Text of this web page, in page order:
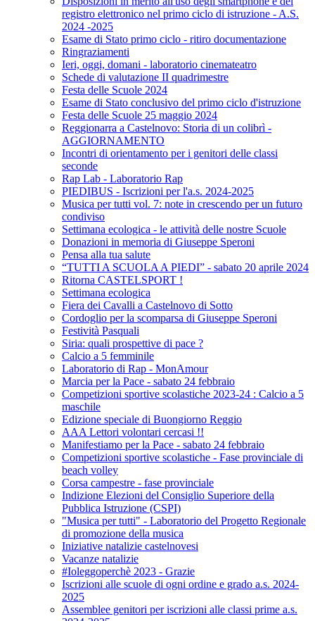
registro elettronico nel primo ciclo di istruzione - A.S.
2024 -2025
Esame di Stato primo ciclo - ritiro documentazione
Ringraziamenti
Ieri, oggi, domani - laboratorio cinemateatro
Schede di valutazione II quadrimestre
Festa delle Scuole 2024
Esame di Stato conclusivo del primo ciclo d'istruzione
Festa delle Scuole 25 maggio 2024
Reggionarra a Castelnovo: Storia di un colibrì -
AGGIORNAMENTO
Incontri di orientamento per i genitori delle classi
seconde
Rap Lab - Laboratorio Rap
PIEDIBUS - Iscrizioni per l'a.s. 2024-2025
Musica per tutti vol. 7: note in crescendo per un futuro
condiviso
Settimana ecologica - le attività delle nostre Scuole
Donazioni in memoria di Giuseppe Speroni
Pensa alla tua salute
“TUTTI A SCUOLA A PIEDI” - sabato 20 aprile 2024
Ritorna CASTELSPORT !
Settimana ecologica
Fiera dei Cavalli a Castelnovo di Sotto
Cordoglio per la scomparsa di Giuseppe Speroni
Festività Pasquali
Siria: quali prospettive di pace ?
Calcio a 5 femminile
Laboratorio di Rap - MonAmour
Marcia per la Pace - sabato 24 febbraio
Competizioni sportive scolastiche 2023-24 : Calcio a 5
maschile
Edizione speciale di Buongiorno Reggio
AAA Lettori volontari cercasi !!
Manifestiamo per la Pace - sabato 24 febbraio
Competizioni sportive scolastiche - Fase provinciale di
beach volley
Corsa campestre - fase provinciale
Indizione Elezioni del Consiglio Superiore della
Pubblica Istruzione (CSPI)
"Musica per tutti" - Laboratorio del Progetto Regionale
di promozione della musica
Iniziative natalizie castelnovesi
Vacanze natalizie
#Ioleggoperchè 2023 - Grazie
Iscrizioni alle scuole di ogni ordine e grado a.s. 2024-
2025
Assemblee genitori per iscrizioni alle classi prime a.s.